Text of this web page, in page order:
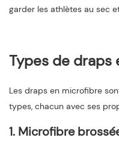
garder les athlètes au sec
Types de
Les draps en microfibre
types, chacun avec ses
1. Microfibre